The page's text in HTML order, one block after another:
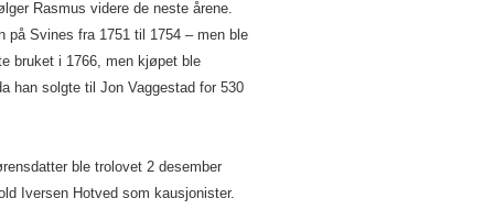
Rasmus videre de neste årene.
på Svines fra 1751 til 1754 – men ble
bruket i 1766, men kjøpet ble
han solgte til Jon Vaggestad for 530
ble trolovet 2 desember
Iversen Hotved som kausjonister.